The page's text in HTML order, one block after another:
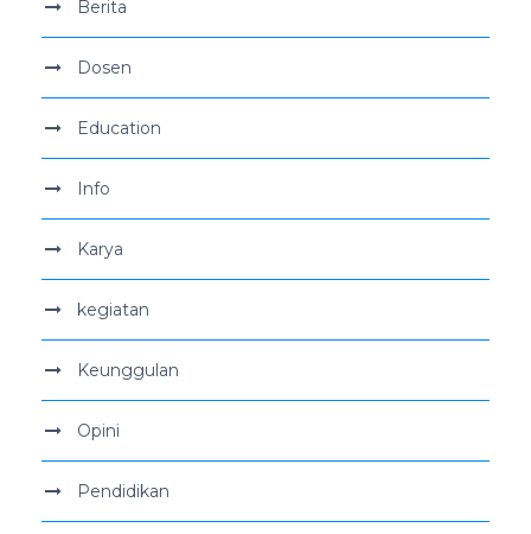
Berita
Dosen
Education
Info
Karya
kegiatan
Keunggulan
Opini
Pendidikan